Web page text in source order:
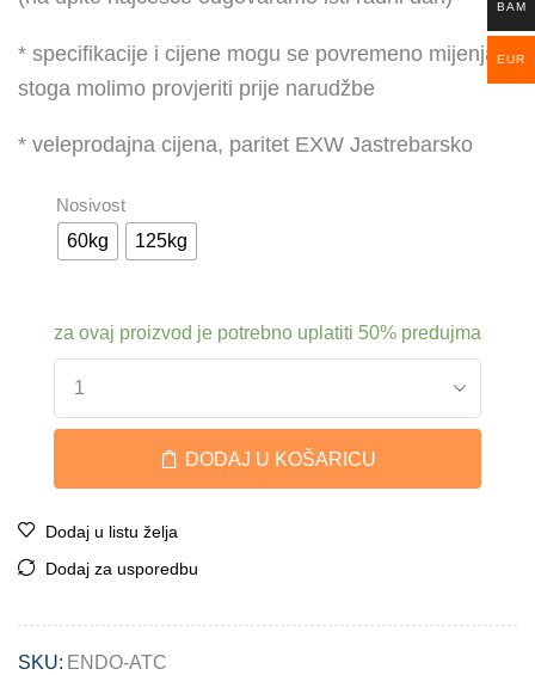
* specifikacije i cijene mogu se povremeno mijenjati,
stoga molimo provjeriti prije narudžbe
* veleprodajna cijena, paritet EXW Jastrebarsko
Nosivost
60kg 125kg
za ovaj proizvod je potrebno uplatiti 50% predujma
DODAJ U KOŠARICU
Dodaj u listu želja
Dodaj za usporedbu
SKU: ENDO-ATC
BAM
EUR